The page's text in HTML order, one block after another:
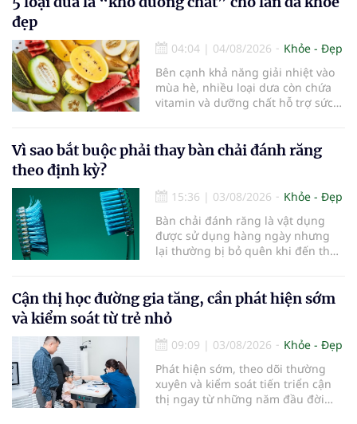
đẹp
04:04 | 04/08/2026
Khỏe - Đẹp
Bên cạnh khả năng giải nhiệt vào
mùa hè, nhiều loại dưa còn chứa
vitamin và dưỡng chất hỗ trợ sức
Vì sao bắt buộc phải thay bàn chải đánh răng
theo định kỳ?
15:36 | 03/08/2026
Khỏe - Đẹp
Bàn chải đánh răng là vật dụng
được sử dụng hàng ngày nhưng
lại thường bị bỏ quên khi đến thời
bàn chải quá lâu có thể làm giảm
hiệu quả làm sạch và ảnh hưởng
đến sức khỏe răng miệng...
Cận thị học đường gia tăng, cần phát hiện sớm
và kiểm soát từ trẻ nhỏ
09:09 | 03/08/2026
Khỏe - Đẹp
Phát hiện sớm, theo dõi thường
xuyên và kiểm soát tiến triển cận
thị ngay từ những năm đầu đời